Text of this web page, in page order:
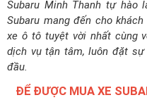
Subaru Minh Thanh tự hào
Subaru mang đến cho
xe ô tô tuyệt vời nhất cùng
dịch vụ tận tâm, luôn đặt sự
đầu.
ĐỂ ĐƯỢC MUA XE